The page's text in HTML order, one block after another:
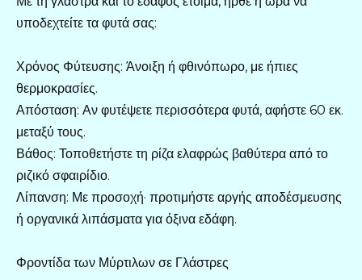
υποδεχτείτε τα φυτά σας:
Χρόνος Φύτευσης: Άνοιξη ή φθινόπωρο, με ήπιες
θερμοκρασίες.
Απόσταση: Αν φυτέψετε περισσότερα φυτά, αφήστε 60 εκ.
μεταξύ τους.
Βάθος: Τοποθετήστε τη ρίζα ελαφρώς βαθύτερα από το
ριζικό σφαιρίδιο.
Λίπανση: Με προσοχή· προτιμήστε αργής αποδέσμευσης
ή οργανικά λιπάσματα για όξινα εδάφη.
Φροντίδα των Μύρτιλων σε Γλάστρες